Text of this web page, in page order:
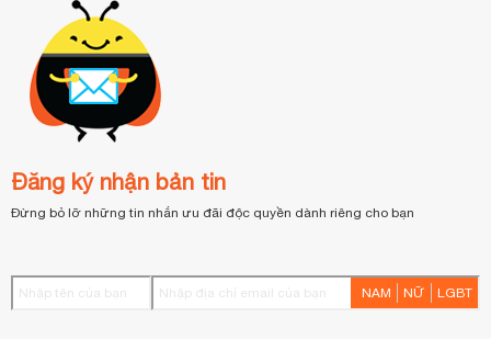
Đăng ký nhận bản tin
Đừng bỏ lỡ những tin nhắn ưu đãi độc quyền dành riêng cho bạn
NAM NỮ LGBT